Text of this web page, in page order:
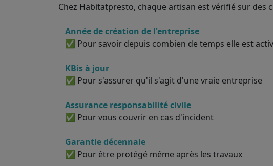
Chez Habitatpresto, chaque artisan est vérifié sur
Année de création de l'entreprise
✅ Pour savoir depuis combien de temps elle est
KBis à jour
✅ Pour s'assurer qu'il s'agit d'une vraie entreprise
Assurance responsabilité civile
✅ Pour vous couvrir en cas d'incident
Garantie décennale
✅ Pour être protégé même après les travaux